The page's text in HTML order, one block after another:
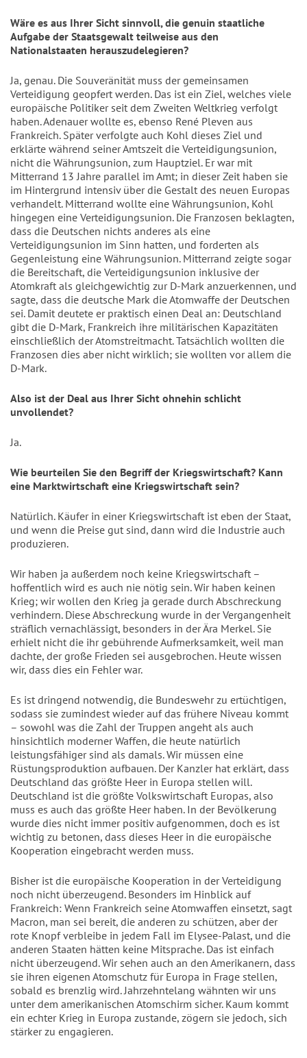
Wäre es aus Ihrer Sicht sinnvoll, die genuin staatliche
Aufgabe der Staatsgewalt teilweise aus den
Nationalstaaten herauszudelegieren?
Ja, genau. Die Souveränität muss der gemeinsamen
Verteidigung geopfert werden. Das ist ein Ziel, welches viele
europäische Politiker seit dem Zweiten Weltkrieg verfolgt
haben. Adenauer wollte es, ebenso René Pleven aus
Frankreich. Später verfolgte auch Kohl dieses Ziel und
erklärte während seiner Amtszeit die Verteidigungsunion,
nicht die Währungsunion, zum Hauptziel. Er war mit
Mitterrand 13 Jahre parallel im Amt; in dieser Zeit haben sie
im Hintergrund intensiv über die Gestalt des neuen Europas
verhandelt. Mitterrand wollte eine Währungsunion, Kohl
hingegen eine Verteidigungsunion. Die Franzosen beklagten,
dass die Deutschen nichts anderes als eine
Verteidigungsunion im Sinn hatten, und forderten als
Gegenleistung eine Währungsunion. Mitterrand zeigte sogar
die Bereitschaft, die Verteidigungsunion inklusive der
Atomkraft als gleichgewichtig zur D-Mark anzuerkennen, und
sagte, dass die deutsche Mark die Atomwaffe der Deutschen
sei. Damit deutete er praktisch einen Deal an: Deutschland
gibt die D-Mark, Frankreich ihre militärischen Kapazitäten
einschließlich der Atomstreitmacht. Tatsächlich wollten die
Franzosen dies aber nicht wirklich; sie wollten vor allem die
D-Mark.
Also ist der Deal aus Ihrer Sicht ohnehin schlicht
unvollendet?
Ja.
Wie beurteilen Sie den Begriff der Kriegswirtschaft? Kann
eine Marktwirtschaft eine Kriegswirtschaft sein?
Natürlich. Käufer in einer Kriegswirtschaft ist eben der Staat,
und wenn die Preise gut sind, dann wird die Industrie auch
produzieren.
Wir haben ja außerdem noch keine Kriegswirtschaft –
hoffentlich wird es auch nie nötig sein. Wir haben keinen
Krieg; wir wollen den Krieg ja gerade durch Abschreckung
verhindern. Diese Abschreckung wurde in der Vergangenheit
sträflich vernachlässigt, besonders in der Ära Merkel. Sie
erhielt nicht die ihr gebührende Aufmerksamkeit, weil man
dachte, der große Frieden sei ausgebrochen. Heute wissen
wir, dass dies ein Fehler war.
Es ist dringend notwendig, die Bundeswehr zu ertüchtigen,
sodass sie zumindest wieder auf das frühere Niveau kommt
– sowohl was die Zahl der Truppen angeht als auch
hinsichtlich moderner Waffen, die heute natürlich
leistungsfähiger sind als damals. Wir müssen eine
Rüstungsproduktion aufbauen. Der Kanzler hat erklärt, dass
Deutschland das größte Heer in Europa stellen will.
Deutschland ist die größte Volkswirtschaft Europas, also
muss es auch das größte Heer haben. In der Bevölkerung
wurde dies nicht immer positiv aufgenommen, doch es ist
wichtig zu betonen, dass dieses Heer in die europäische
Kooperation eingebracht werden muss.
Bisher ist die europäische Kooperation in der Verteidigung
noch nicht überzeugend. Besonders im Hinblick auf
Frankreich: Wenn Frankreich seine Atomwaffen einsetzt, sagt
Macron, man sei bereit, die anderen zu schützen, aber der
rote Knopf verbleibe in jedem Fall im Elysee-Palast, und die
anderen Staaten hätten keine Mitsprache. Das ist einfach
nicht überzeugend. Wir sehen auch an den Amerikanern, dass
sie ihren eigenen Atomschutz für Europa in Frage stellen,
sobald es brenzlig wird. Jahrzehntelang wähnten wir uns
unter dem amerikanischen Atomschirm sicher. Kaum kommt
ein echter Krieg in Europa zustande, zögern sie jedoch, sich
stärker zu engagieren.